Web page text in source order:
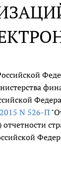
N 526-П
отчетности